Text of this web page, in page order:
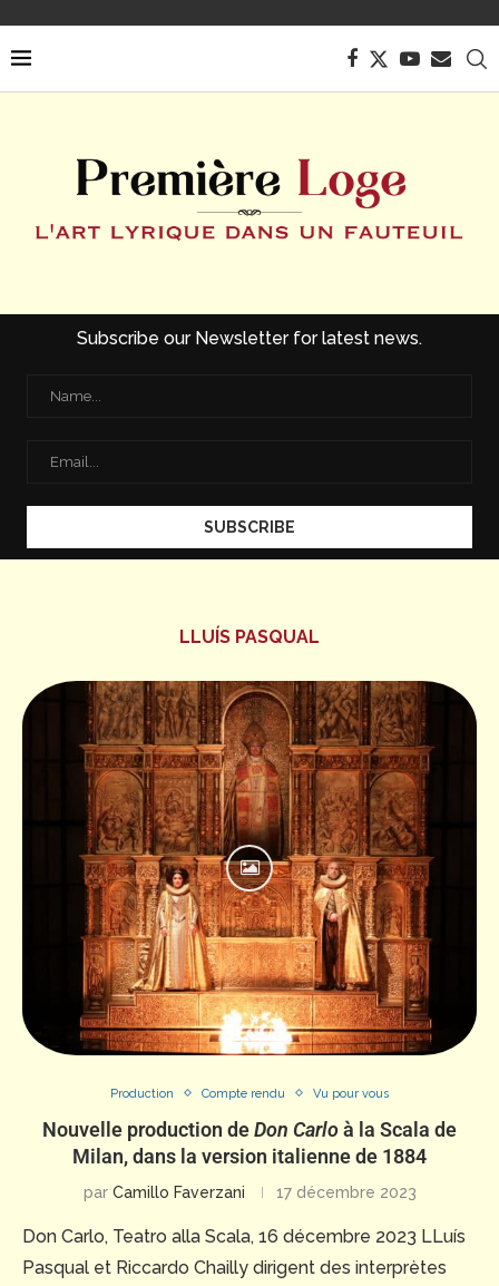
Subscribe our Newsletter for latest news.
LLUÍS PASQUAL
Production Compte rendu Vu pour vous
Nouvelle production deDon Carloà la Scala de
Milan, dans la version italienne de 1884
par Camillo Faverzani 17 décembre 2023
Don Carlo, Teatro alla Scala, 16 décembre 2023 LLuís
Pasqual et Riccardo Chailly dirigent des interprètes